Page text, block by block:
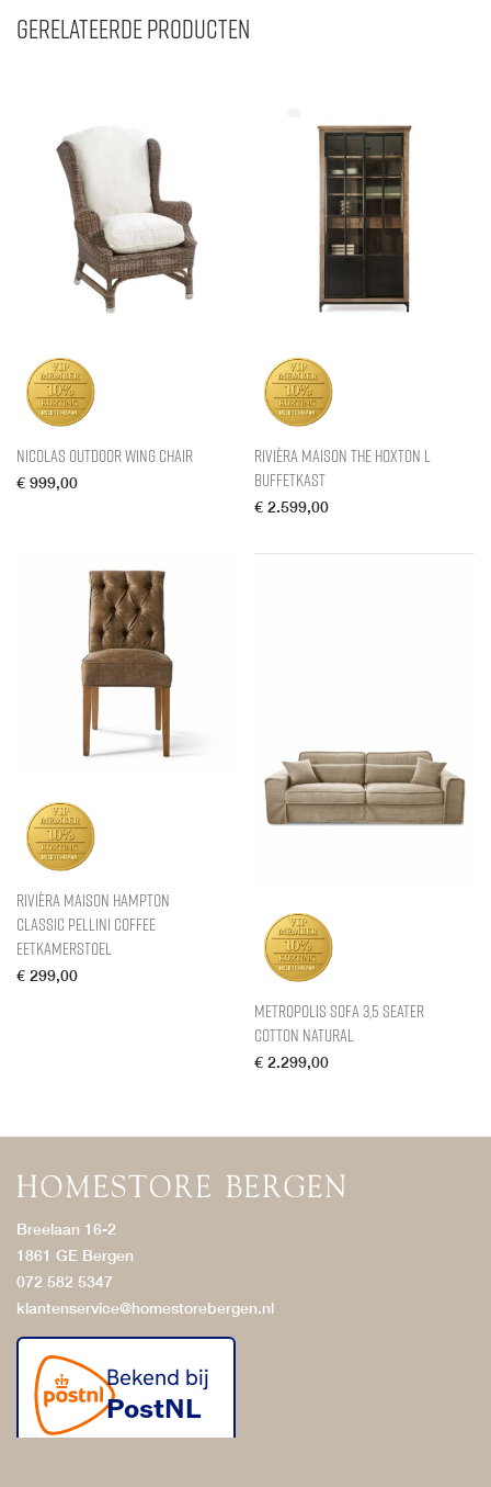
Gerelateerde producten
Nicolas Outdoor Wing Chair
€ 999,00
Rivièra Maison The Hoxton L
Buffetkast
€ 2.599,00
Rivièra Maison Hampton
Classic Pellini Coffee
Eetkamerstoel
€ 299,00
Metropolis Sofa 3,5 Seater
Cotton Natural
€ 2.299,00
Breelaan 16-2
1861 GE Bergen
072 582 5347
klantenservice@homestorebergen.nl